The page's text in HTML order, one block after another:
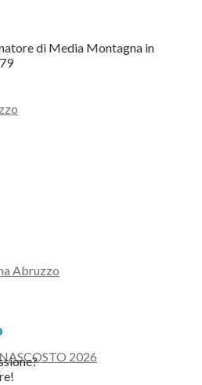
di Media Montagna in
2026